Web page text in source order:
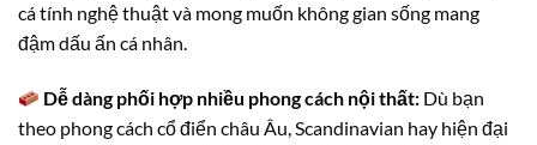
cá tính nghệ thuật và mong muốn không gian sống mang
đậm dấu ấn cá nhân.
Dễ dàng phối hợp nhiều phong cách nội thất: Dù bạn
theo phong cách cổ điển châu Âu, Scandinavian hay hiện đại